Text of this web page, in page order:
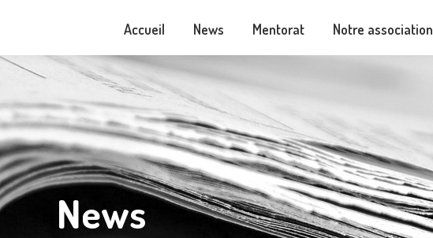
Accueil News Mentorat Notre association
News